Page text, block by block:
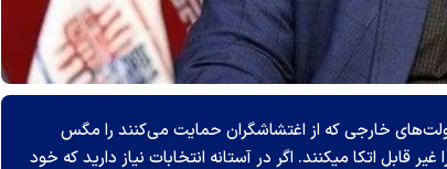
خارجی که از اغتشاشگران حمایت می‌کنند را مگس
اتکا میکنند. اگر در آستانه انتخابات نیاز دارید که خود